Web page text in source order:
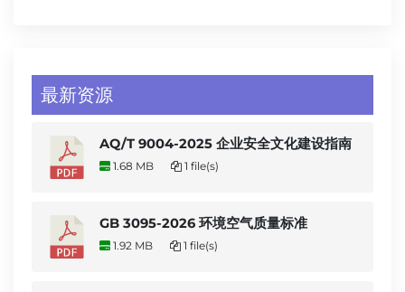
最新资源
AQ/T 9004-2025 企业安全文化建设指南
1.68 MB 1 file(s)
GB 3095-2026 环境空气质量标准
1.92 MB 1 file(s)